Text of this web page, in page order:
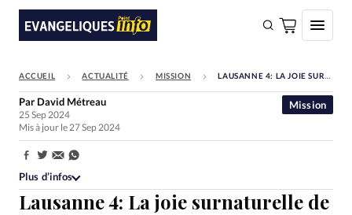
FAIRE UN DON
Faire un don
Société
Monde
ACCUEIL ACTUALITÉ MISSION LAUSANNE 4: LA JOIE SURNATURELLE DE L’ÉGLISE PERSÉCUTÉE
Lausanne 4: La joie surnaturelle de
Mission
Par David Métreau
25 Sep 2024
Mis à jour le 27 Sep 2024
Partager:
Plus d’infos